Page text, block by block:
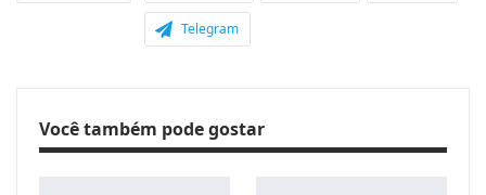
Telegram
Você também pode gostar